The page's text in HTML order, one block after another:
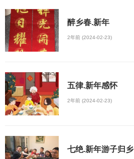
醉乡春.新年
2年前 (2024-02-23)
五律.新年感怀
2年前 (2024-02-23)
七绝.新年游子归乡